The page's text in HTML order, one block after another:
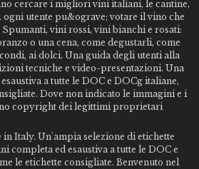
cercare i migliori vini italiani, le cantine,
ogni utente pu&ograve; votare il vino che
vini rossi, vini bianchi e rosati:
o una cena, come degustarli, come
ai dolci. Una guida degli utenti alla
tecniche e video-presentazioni. Una
a tutte le DOC e DOCg italiane,
Dove non indicato le immagini e i
copyright dei legittimi proprietari
Italy. Un'ampia selezione di etichette
completa ed esaustiva a tutte le DOC e
le etichette consigliate. Benvenuto nel